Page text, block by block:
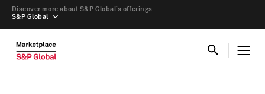
S&P Global
Discover more about S&P Global’s offerings